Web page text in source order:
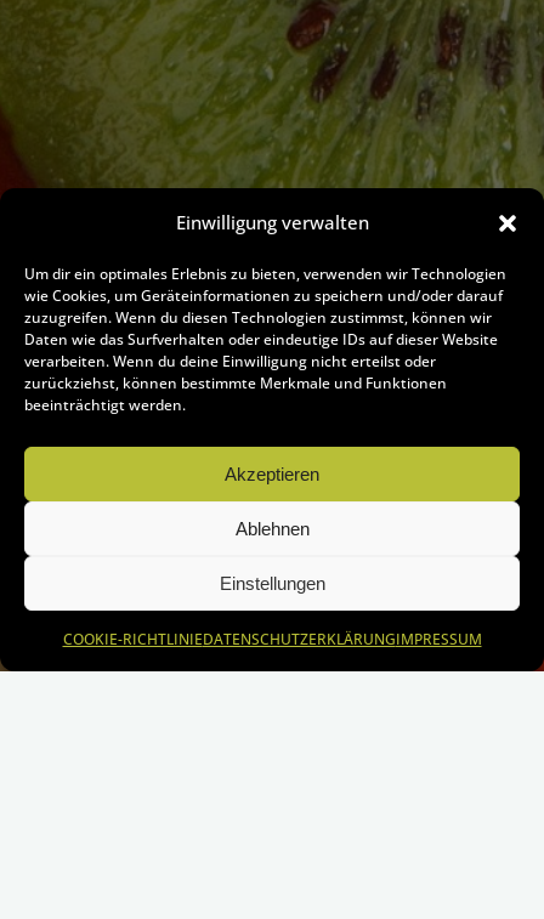
Einwilligung verwalten
Um dir ein optimales Erlebnis zu bieten, verwenden wir Technologien
wie Cookies, um Geräteinformationen zu speichern und/oder darauf
zuzugreifen. Wenn du diesen Technologien zustimmst, können wir
Daten wie das Surfverhalten oder eindeutige IDs auf dieser Website
verarbeiten. Wenn du deine Einwilligung nicht erteilst oder
zurückziehst, können bestimmte Merkmale und Funktionen
beeinträchtigt werden.
Akzeptieren
Ablehnen
Einstellungen
COOKIE-RICHTLINIEDATENSCHUTZERKLÄRUNGIMPRESSUM
Start SPEISEPLAN